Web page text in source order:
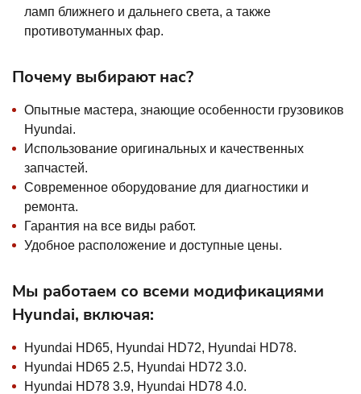
ламп ближнего и дальнего света, а также
противотуманных фар.
Почему выбирают нас?
Опытные мастера, знающие особенности грузовиков
Hyundai.
Использование оригинальных и качественных
запчастей.
Современное оборудование для диагностики и
ремонта.
Гарантия на все виды работ.
Удобное расположение и доступные цены.
Мы работаем со всеми модификациями
Hyundai, включая:
Hyundai HD65, Hyundai HD72, Hyundai HD78.
Hyundai HD65 2.5, Hyundai HD72 3.0.
Hyundai HD78 3.9, Hyundai HD78 4.0.